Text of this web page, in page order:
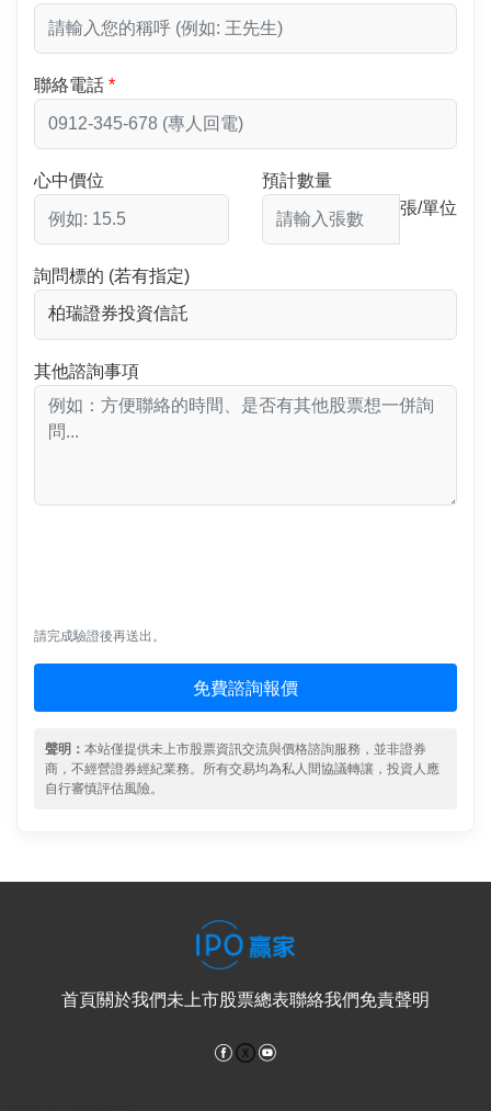
聯絡電話
心中價位
預計數量
張/單位
詢問標的 (若有指定)
其他諮詢事項
請完成驗證後再送出。
免費諮詢報價
聲明： 本站僅提供未上市股票資訊交流與價格諮詢服務，並非證券
商，不經營證券經紀業務。所有交易均為私人間協議轉讓，投資人應
自行審慎評估風險。
首頁關於我們未上市股票總表聯絡我們免責聲明
Facebook